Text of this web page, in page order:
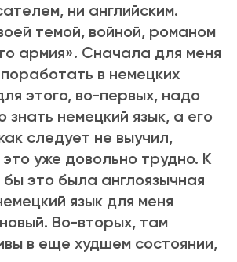
ни английским.
темой, войной, романом
армия». Сначала для меня
в немецких
этого, во-первых, надо
знать немецкий язык, а его
следует не выучил,
уже довольно трудно. К
это была англоязычная
язык для меня
Во-вторых, там
в еще худшем состоянии,